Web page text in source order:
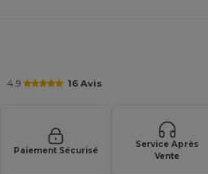
4.9 16 Avis
Paiement Sécurisé
Service Après
Vente